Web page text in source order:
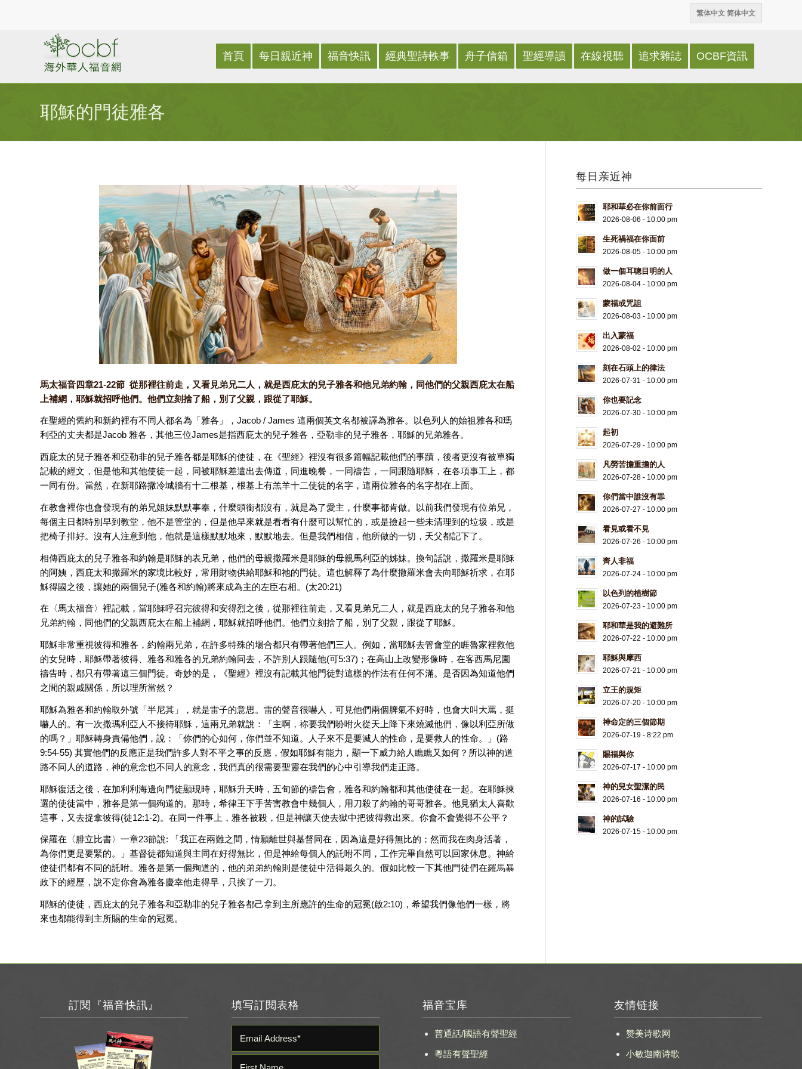
繁体中文 简体中文
首頁 每日親近神 福音快訊 經典聖詩軼事 舟子信箱 聖經導讀 在線視聽 追求雜誌 OCBF資訊
耶穌的門徒雅各
馬太福音四章21-22節 從那裡往前走，又看見弟兄二人，就是西庇太的兒子雅各和他兄弟約翰，同他們的父親西庇太在船
上補網，耶穌就招呼他們。他們立刻捨了船，別了父親，跟從了耶穌。
在聖經的舊約和新約裡有不同人都名為「雅各」，Jacob / James 這兩個英文名都被譯為雅各。以色列人的始祖雅各和瑪
利亞的丈夫都是Jacob 雅各，其他三位James是指西庇太的兒子雅各，亞勒非的兒子雅各，耶穌的兄弟雅各。
西庇太的兒子雅各和亞勒非的兒子雅各都是耶穌的使徒，在《聖經》裡沒有很多篇幅記載他們的事蹟，後者更沒有被單獨
記載的經文，但是他和其他使徒一起，同被耶穌差遣出去傳道，同進晚餐，一同禱告，一同跟隨耶穌，在各項事工上，都
一同有份。當然，在新耶路撒冷城牆有十二根基，根基上有羔羊十二使徒的名字，這兩位雅各的名字都在上面。
在教會裡你也會發現有的弟兄姐妹默默事奉，什麼頭銜都沒有，就是為了愛主，什麼事都肯做。以前我們發現有位弟兄，
每個主日都特別早到教堂，他不是管堂的，但是他早來就是看看有什麼可以幫忙的，或是撿起一些未清理到的垃圾，或是
把椅子排好。沒有人注意到他，他就是這樣默默地來，默默地去。但是我們相信，他所做的一切，天父都記下了。
相傳西庇太的兒子雅各和約翰是耶穌的表兄弟，他們的母親撒羅米是耶穌的母親馬利亞的姊妹。換句話說，撒羅米是耶穌
的阿姨，西庇太和撒羅米的家境比較好，常用財物供給耶穌和祂的門徒。這也解釋了為什麼撒羅米會去向耶穌祈求，在耶
穌得國之後，讓她的兩個兒子(雅各和約翰)將來成為主的左臣右相。(太20:21)
在〈馬太福音〉裡記載，當耶穌呼召完彼得和安得烈之後，從那裡往前走，又看見弟兄二人，就是西庇太的兒子雅各和他
兄弟約翰，同他們的父親西庇太在船上補網，耶穌就招呼他們。他們立刻捨了船，別了父親，跟從了耶穌。
耶穌非常重視彼得和雅各，約翰兩兄弟，在許多特殊的場合都只有帶著他們三人。例如，當耶穌去管會堂的睚魯家裡救他
的女兒時，耶穌帶著彼得、雅各和雅各的兄弟約翰同去，不許別人跟隨他(可5:37)；在高山上改變形像時，在客西馬尼園
禱告時，都只有帶著這三個門徒。奇妙的是，《聖經》裡沒有記載其他門徒對這樣的作法有任何不滿。是否因為知道他們
之間的親戚關係，所以理所當然？
耶穌為雅各和約翰取外號「半尼其」，就是雷子的意思。雷的聲音很嚇人，可見他們兩個脾氣不好時，也會大叫大罵，挺
嚇人的。有一次撒瑪利亞人不接待耶穌，這兩兄弟就說：「主啊，祢要我們吩咐火從天上降下來燒滅他們，像以利亞所做
的嗎？」耶穌轉身責備他們，說：「你們的心如何，你們並不知道。人子來不是要滅人的性命，是要救人的性命。」(路
9:54-55) 其實他們的反應正是我們許多人對不平之事的反應，假如耶穌有能力，顯一下威力給人瞧瞧又如何？所以神的道
路不同人的道路，神的意念也不同人的意念，我們真的很需要聖靈在我們的心中引導我們走正路。
耶穌復活之後，在加利利海邊向門徒顯現時，耶穌升天時，五旬節的禱告會，雅各和約翰都和其他使徒在一起。在耶穌揀
選的使徒當中，雅各是第一個殉道的。那時，希律王下手苦害教會中幾個人，用刀殺了約翰的哥哥雅各。他見猶太人喜歡
這事，又去捉拿彼得(徒12:1-2)。在同一件事上，雅各被殺，但是神讓天使去獄中把彼得救出來。你會不會覺得不公平？
保羅在〈腓立比書〉一章23節說: 「我正在兩難之間，情願離世與基督同在，因為這是好得無比的；然而我在肉身活著，
為你們更是要緊的。」基督徒都知道與主同在好得無比，但是神給每個人的託咐不同，工作完畢自然可以回家休息。神給
使徒們都有不同的託咐。雅各是第一個殉道的，他的弟弟約翰則是使徒中活得最久的。假如比較一下其他門徒們在羅馬暴
政下的經歷，說不定你會為雅各慶幸他走得早，只挨了一刀。
耶穌的使徒，西庇太的兒子雅各和亞勒非的兒子雅各都己拿到主所應許的生命的冠冕(啟2:10)，希望我們像他們一樣，將
來也都能得到主所賜的生命的冠冕。
每日亲近神
耶和華必在你前面行
2026-08-06 - 10:00 pm
生死禍福在你面前
2026-08-05 - 10:00 pm
做一個耳聰目明的人
2026-08-04 - 10:00 pm
蒙福或咒詛
2026-08-03 - 10:00 pm
出入蒙福
2026-08-02 - 10:00 pm
刻在石頭上的律法
2026-07-31 - 10:00 pm
你也要記念
2026-07-30 - 10:00 pm
起初
2026-07-29 - 10:00 pm
凡勞苦擔重擔的人
2026-07-28 - 10:00 pm
你們當中誰沒有罪
2026-07-27 - 10:00 pm
看見或看不見
2026-07-26 - 10:00 pm
齊人非福
2026-07-24 - 10:00 pm
以色列的植樹節
2026-07-23 - 10:00 pm
耶和華是我的避難所
2026-07-22 - 10:00 pm
耶穌與摩西
2026-07-21 - 10:00 pm
立王的規矩
2026-07-20 - 10:00 pm
神命定的三個節期
2026-07-19 - 8:22 pm
賜福與你
2026-07-17 - 10:00 pm
神的兒女聖潔的民
2026-07-16 - 10:00 pm
神的試驗
2026-07-15 - 10:00 pm
訂閱『福音快訊』 填写訂閱表格 福音宝库
普通話/國語有聲聖經
粵語有聲聖經
友情链接
赞美诗歌网
小敏迦南诗歌